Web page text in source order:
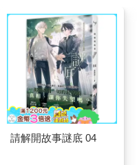
請解開故事謎底 04